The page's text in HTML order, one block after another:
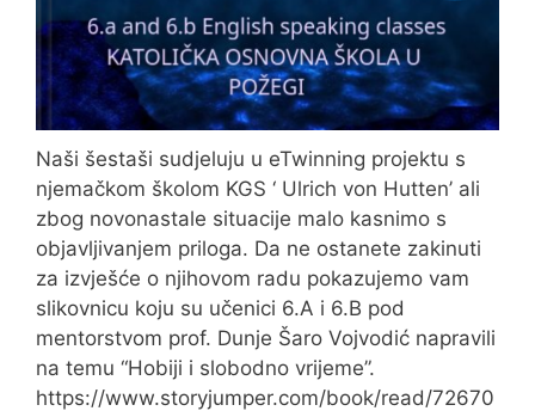
Naši šestaši sudjeluju u eTwinning projektu s
njemačkom školom KGS ‘ Ulrich von Hutten’ ali
zbog novonastale situacije malo kasnimo s
objavljivanjem priloga. Da ne ostanete zakinuti
za izvješće o njihovom radu pokazujemo vam
slikovnicu koju su učenici 6.A i 6.B pod
mentorstvom prof. Dunje Šaro Vojvodić napravili
na temu “Hobiji i slobodno vrijeme”.
https://www.storyjumper.com/book/read/72670